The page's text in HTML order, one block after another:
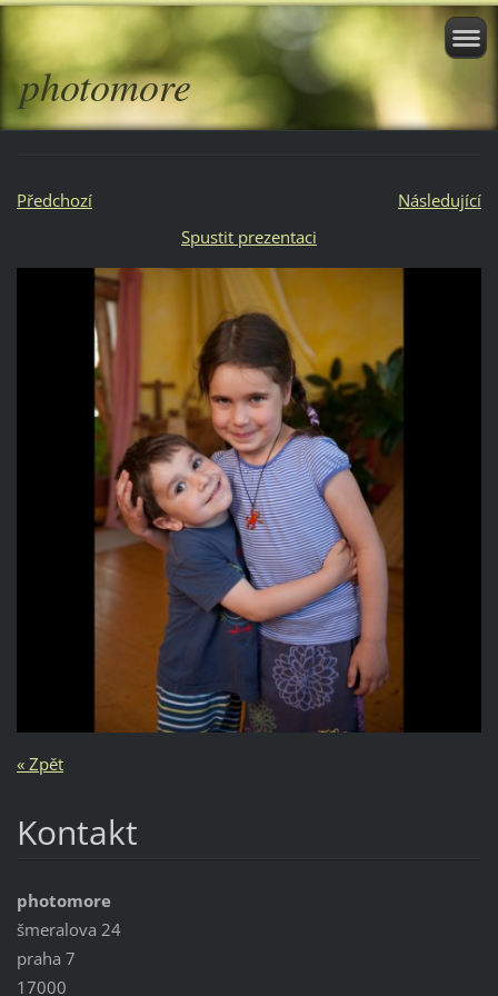
photomore
Předchozí
Následující
Spustit prezentaci
« Zpět
Kontakt
photomore
šmeralova 24
praha 7
17000